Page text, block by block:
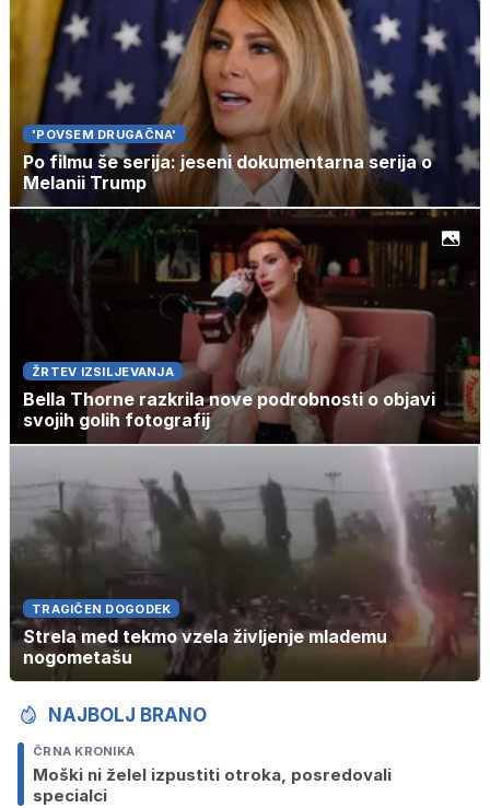
'POVSEM DRUGAČNA'
Po filmu še serija: jeseni dokumentarna serija o
Melanii Trump
ŽRTEV IZSILJEVANJA
Bella Thorne razkrila nove podrobnosti o objavi
svojih golih fotografij
TRAGIČEN DOGODEK
Strela med tekmo vzela življenje mlademu
nogometašu
NAJBOLJ BRANO
ČRNA KRONIKA
Moški ni želel izpustiti otroka, posredovali
specialci